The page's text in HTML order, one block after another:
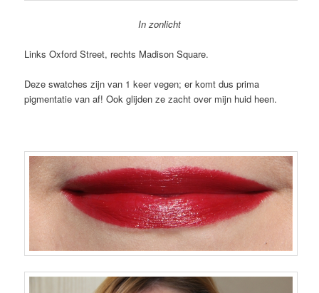
In zonlicht
Links Oxford Street, rechts Madison Square.
Deze swatches zijn van 1 keer vegen; er komt dus prima
pigmentatie van af! Ook glijden ze zacht over mijn huid heen.